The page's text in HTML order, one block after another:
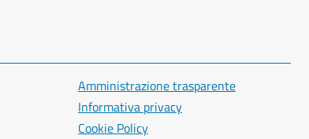
Amministrazione trasparente
Informativa privacy
Cookie Policy